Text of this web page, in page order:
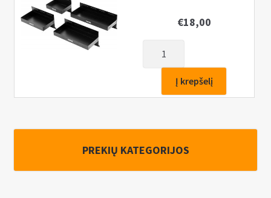
€18,00
Magnetinių
lentinų
Į krepšelį
PREKIŲ KATEGORIJOS